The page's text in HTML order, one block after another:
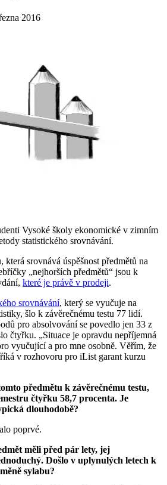
2016
Vysoké školy ekonomické v zimním
statistického srovnávání.
srovnává úspěšnost předmětů na
„nejhorších předmětů“ jsou k
které je právě v prodeji.
srovnávání, který se vyučuje na
šlo k závěrečnému testu 77 lidí.
pro absolvování se povedlo jen 33 z
čtyřku. „Situace je opravdu nepříjemná
vyučující a pro mne osobně. Věřím, že
v rozhovoru pro iList garant kurzu
předmětu k závěrečnému testu,
čtyřku 58,7 procenta. Je
dlouhodobě?
poprvé.
měli před pár lety, jej
Došlo v uplynulých letech k
sylabu?